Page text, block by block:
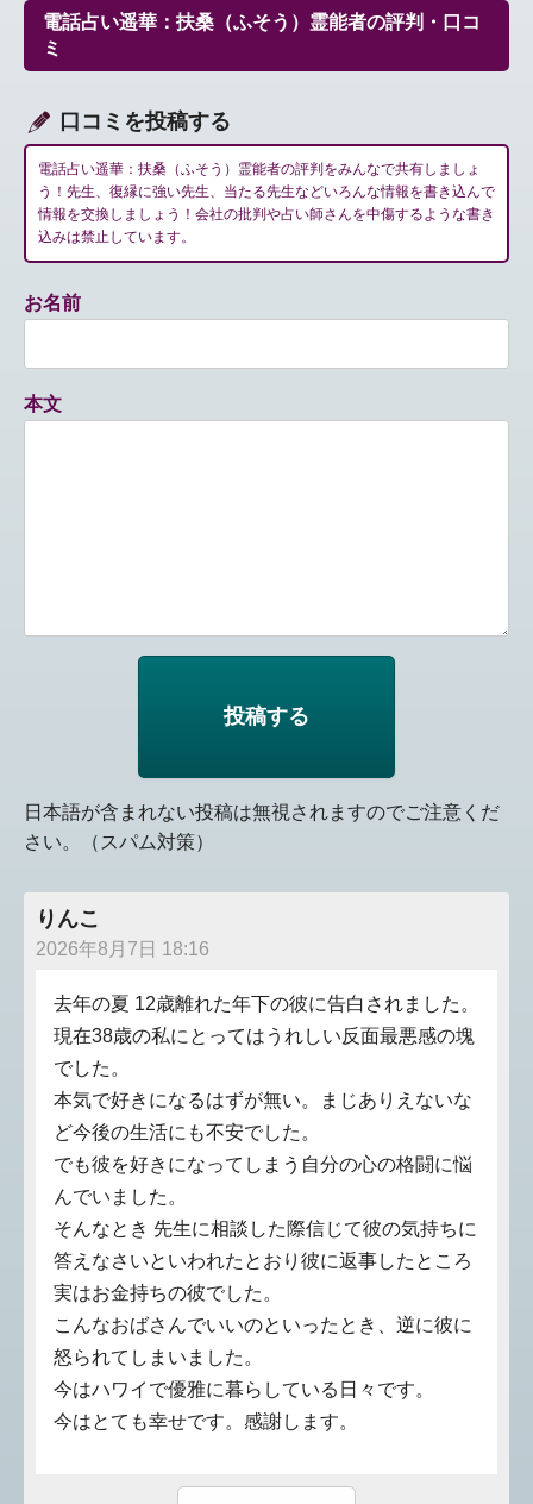
ー
シ
ョ
電話占い遥華：扶桑（ふそう）霊能者の評判・口コ
ミ
口コミを投稿する
電話占い遥華：扶桑（ふそう）霊能者の評判をみんなで共有しましょ
う！先生、復縁に強い先生、当たる先生などいろんな情報を書き込んで
情報を交換しましょう！会社の批判や占い師さんを中傷するような書き
込みは禁止しています。
お名前
本文
日本語が含まれない投稿は無視されますのでご注意くだ
さい。（スパム対策）
りんこ
2026年8月7日 18:16
去年の夏 12歳離れた年下の彼に告白されました。
現在38歳の私にとってはうれしい反面最悪感の塊
でした。
本気で好きになるはずが無い。まじありえないな
ど今後の生活にも不安でした。
でも彼を好きになってしまう自分の心の格闘に悩
んでいました。
そんなとき 先生に相談した際信じて彼の気持ちに
答えなさいといわれたとおり彼に返事したところ
実はお金持ちの彼でした。
こんなおばさんでいいのといったとき、逆に彼に
怒られてしまいました。
今はハワイで優雅に暮らしている日々です。
今はとても幸せです。感謝します。